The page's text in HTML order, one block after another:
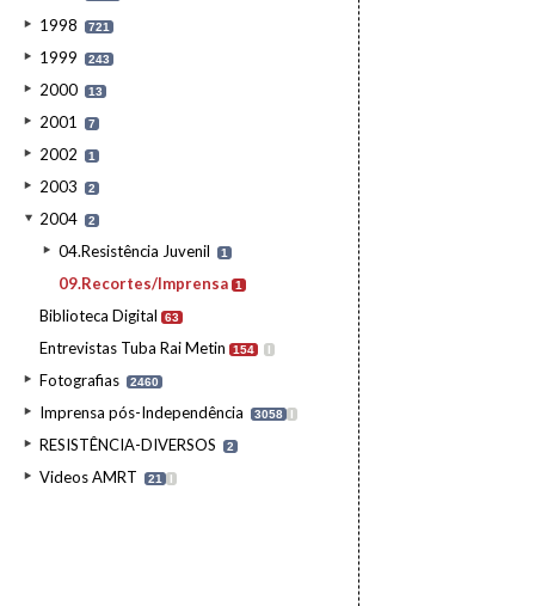
1998 721
1999 243
2000 13
2001 7
2002 1
2003 2
2004 2
04.Resistência Juvenil 1
09.Recortes/Imprensa 1
Biblioteca Digital 63
Entrevistas Tuba Rai Metin 154 I
Fotografias 2460
Imprensa pós-Independência 3058 I
RESISTÊNCIA-DIVERSOS 2
Videos AMRT 21 I